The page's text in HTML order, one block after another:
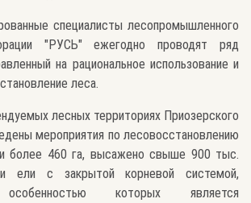
специалисты лесопромышленного
"РУСЬ" ежегодно проводят ряд
на рациональное использование и
леса.
лесных территориях Приозерского
мероприятия по лесовосстановлению
более 460 га, высажено свыше 900 тыс.
ели с закрытой корневой системой,
особенностью которых является